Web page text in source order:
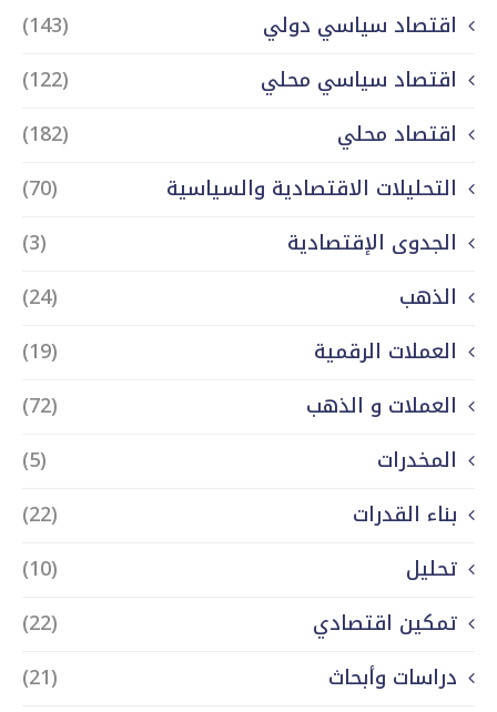
اقتصاد سياسي دولي
(143)
اقتصاد سياسي محلي
(122)
اقتصاد محلي
(182)
التحليلات الاقتصادية والسياسية
(70)
الجدوى الإقتصادية
(3)
الذهب
(24)
العملات الرقمية
(19)
العملات و الذهب
(72)
المخدرات
(5)
بناء القدرات
(22)
تحليل
(10)
تمكين اقتصادي
(22)
دراسات وأبحاث
(21)